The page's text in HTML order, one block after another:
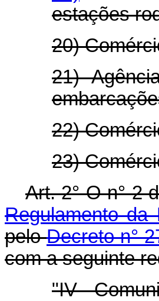
estações
20)
21)
22)
23)
Art. 2° O n° 2
Regulamento
peloDecreto n°
com a seguinte
"IV -